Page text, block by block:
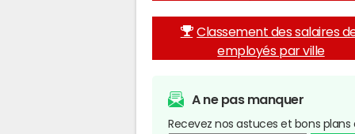
Classement des salaires
employés par ville
A ne pas manquer
Recevez nos astuces et bons